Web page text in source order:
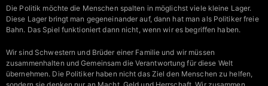
Die Politik möchte die Menschen spalten in möglichst viele kleine Lager.
Diese Lager bringt man gegeneinander auf, dann hat man als Politiker freie
Bahn. Das Spiel funktioniert dann nicht, wenn wir es begriffen haben.
Wir sind Schwestern und Brüder einer Familie und wir müssen
zusammenhalten und Gemeinsam die Verantwortung für diese Welt
übernehmen. Die Politiker haben nicht das Ziel den Menschen zu helfen,